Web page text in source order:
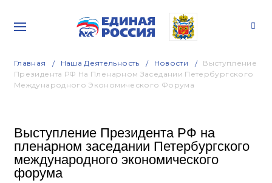
Главная Наша Деятельность Новости
Выступление
Президента РФ На Пленарном Заседании Петербургского
Международного Экономического Форума
Выступление Президента РФ на
пленарном заседании Петербургского
международного экономического
форума